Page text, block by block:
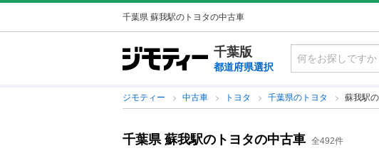
千葉県 蘇我駅のトヨタの中古車
千葉版
都道府県選択
ジモティー 中古車 トヨタ 千葉県のトヨタ 蘇我駅
千葉県 蘇我駅のトヨタの中古車 全492件